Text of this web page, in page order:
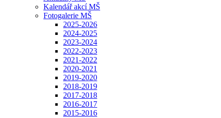
Kalendář akcí MŠ
Fotogalerie MŠ
2025-2026
2024-2025
2023-2024
2022-2023
2021-2022
2020-2021
2019-2020
2018-2019
2017-2018
2016-2017
2015-2016